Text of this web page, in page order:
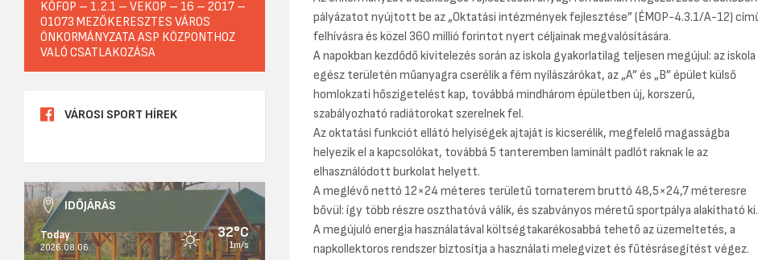
pályázatot nyújtott be az „Oktatási intézmények fejlesztése” (ÉMOP-4.3.1/A-12)
felhívásra és közel 360 millió forintot nyert céljainak megvalósítására.
A napokban kezdődő kivitelezés során az iskola gyakorlatilag teljesen megújul: az iskola
egész területén műanyagra cserélik a fém nyílászárókat, az „A” és „B” épület külső
homlokzati hőszigetelést kap, továbbá mindhárom épületben új, korszerű,
szabályozható radiátorokat szerelnek fel.
Az oktatási funkciót ellátó helyiségek ajtaját is kicserélik, megfelelő magasságba
helyezik el a kapcsolókat, továbbá 5 tanteremben laminált padlót raknak le az
elhasználódott burkolat helyett.
A meglévő nettó 12×24 méteres területű tornaterem bruttó 48,5×24,7 méteresre
bővül: így több részre oszthatóvá válik, és szabványos méretű sportpálya alakítható ki.
A megújuló energia használatával költségtakarékosabbá tehető az üzemeltetés, a
napkollektoros rendszer biztosítja a használati melegvizet és fűtésrásegítést végez.
KÖFOP – 1.2.1 – VEKOP – 16 – 2017 –
01073 MEZŐKERESZTES VÁROS
ÖNKORMÁNYZATA ASP KÖZPONTHOZ
VALÓ CSATLAKOZÁSA
VÁROSI SPORT HÍREK
IDŐJÁRÁS
Today
2026.08.06.
32°C
1m/s